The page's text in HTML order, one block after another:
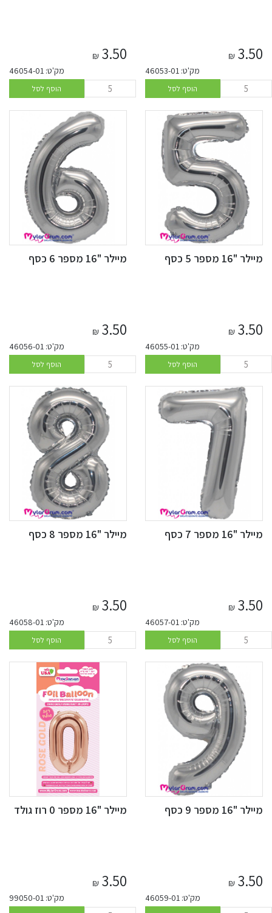
3.50
₪
מק'ט: 46053-01
הוסף לסל
3.50
₪
מק'ט: 46054-01
הוסף לסל
מיילר "16 מספר 5 כסף
3.50
₪
מק'ט: 46055-01
הוסף לסל
מיילר "16 מספר 6 כסף
3.50
₪
מק'ט: 46056-01
הוסף לסל
מיילר "16 מספר 7 כסף
3.50
₪
מק'ט: 46057-01
הוסף לסל
מיילר "16 מספר 8 כסף
3.50
₪
מק'ט: 46058-01
הוסף לסל
מיילר "16 מספר 9 כסף
3.50
₪
מק'ט: 46059-01
מיילר "16 מספר 0 רוז גולד
3.50
₪
מק'ט: 99050-01